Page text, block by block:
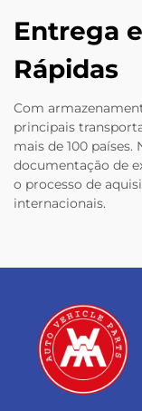
Entrega
Rápidas
Com
principais
mais de 100 países.
documentação de
o processo de
internacionais.